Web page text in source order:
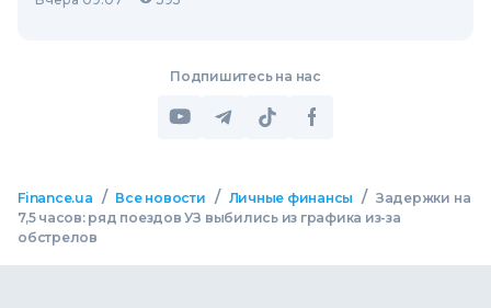
Подпишитесь на нас
Finance.ua / Все новости / Личные финансы / Задержки на
7,5 часов: ряд поездов УЗ выбились из графика из-за
обстрелов